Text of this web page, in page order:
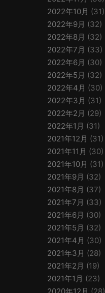
2022年10月 (31)
2022年9月 (32)
2022年8月 (32)
2022年7月 (33)
2022年6月 (30)
2022年5月 (32)
2022年4月 (30)
2022年3月 (31)
2022年2月 (29)
2022年1月 (31)
2021年12月 (31)
2021年11月 (30)
2021年10月 (31)
2021年9月 (32)
2021年8月 (37)
2021年7月 (33)
2021年6月 (30)
2021年5月 (32)
2021年4月 (30)
2021年3月 (28)
2021年2月 (19)
2021年1月 (23)